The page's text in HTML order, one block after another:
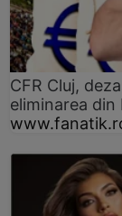
CFR Cluj,
eliminarea